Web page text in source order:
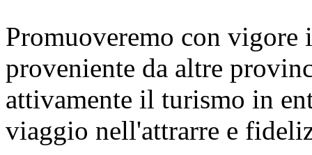
Promuoveremo con
proveniente da altre
attivamente il turismo in
viaggio nell'attrarre e